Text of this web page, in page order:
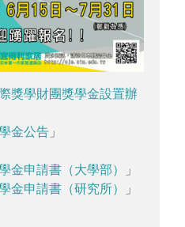
獎學財團獎學金設置辦
金公告 」
金申請書（大學部）
」
金申請書（研究所） 」